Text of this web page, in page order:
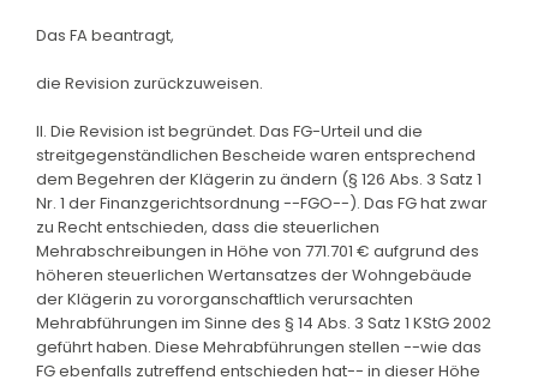
Das FA beantragt,
die Revision zurückzuweisen.
II. Die Revision ist begründet. Das FG-Urteil und die
streitgegenständlichen Bescheide waren entsprechend
dem Begehren der Klägerin zu ändern (§ 126 Abs. 3 Satz 1
Nr. 1 der Finanzgerichtsordnung --FGO--). Das FG hat zwar
zu Recht entschieden, dass die steuerlichen
Mehrabschreibungen in Höhe von 771.701 € aufgrund des
höheren steuerlichen Wertansatzes der Wohngebäude
der Klägerin zu vororganschaftlich verursachten
Mehrabführungen im Sinne des § 14 Abs. 3 Satz 1 KStG 2002
geführt haben. Diese Mehrabführungen stellen --wie das
FG ebenfalls zutreffend entschieden hat-- in dieser Höhe